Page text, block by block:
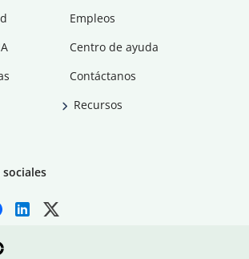
Empleos
Centro de ayuda
Contáctanos
Recursos